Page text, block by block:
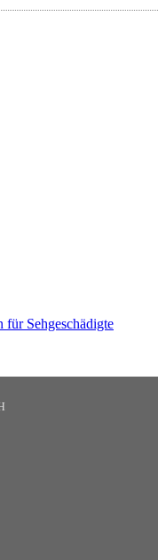
Sehgeschädigte